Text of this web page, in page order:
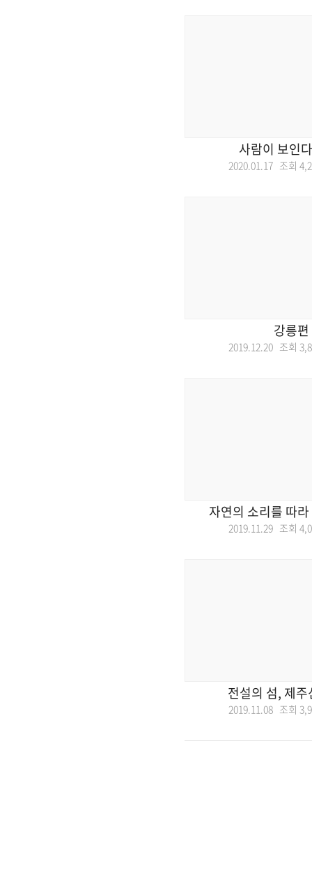
사람이 보인
2020.01.17 조회
강릉편
2019.12.20 조회
자연의 소리를 따
2019.11.29 조회
전설의 섬, 제
2019.11.08 조회